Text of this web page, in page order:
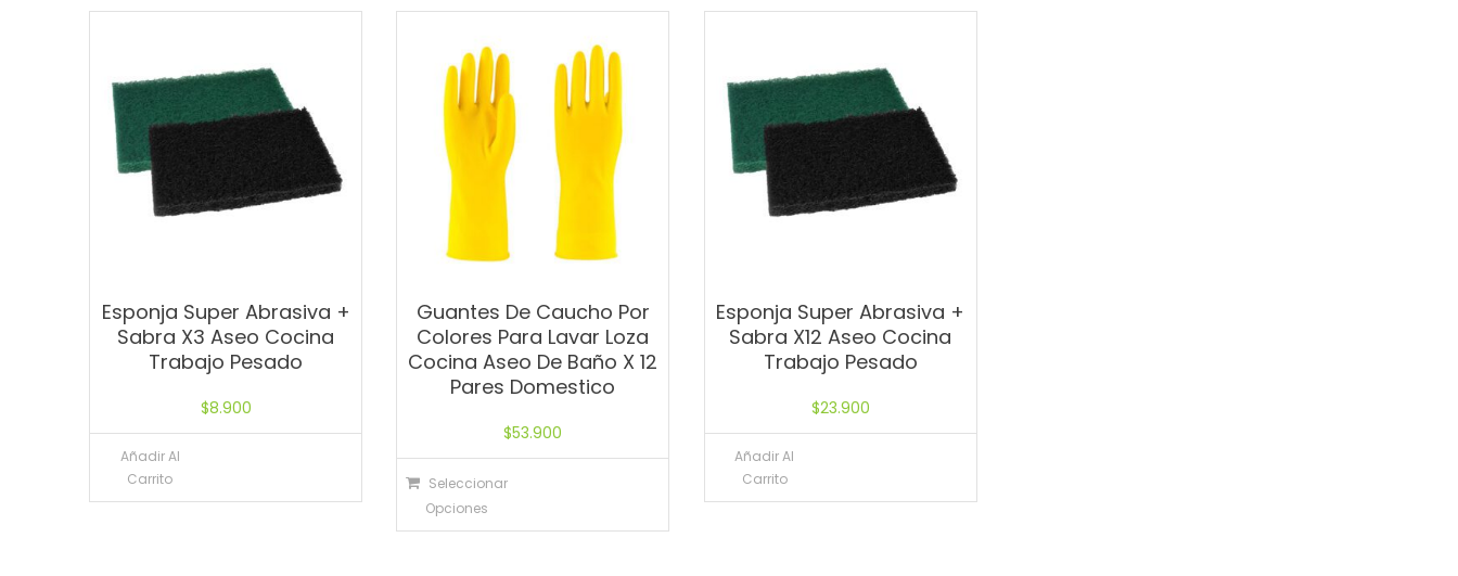
Esponja Super Abrasiva +
Sabra X3 Aseo Cocina
Trabajo Pesado
$8.900
Añadir Al
Carrito
Guantes De Caucho Por
Colores Para Lavar Loza
Cocina Aseo De Baño X 12
Pares Domestico
$53.900
Seleccionar
Opciones
Esponja Super Abrasiva +
Sabra X12 Aseo Cocina
Trabajo Pesado
$23.900
Añadir Al
Carrito